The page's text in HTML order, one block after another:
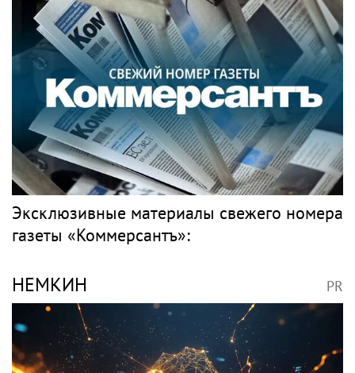
Эксклюзивные материалы свежего номера
газеты «Коммерсантъ»:
НЕМКИН PR